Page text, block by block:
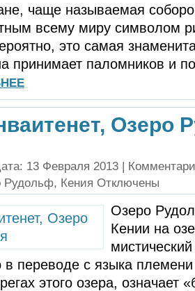
чаще называемая
все­му миру символом
это самая
прини­мает паломников и
Озеро
13 Февраля 2013 |
Рудольф, Кения Отключены
Озеро
Кении на
в переводе с языка
этого озера, означает